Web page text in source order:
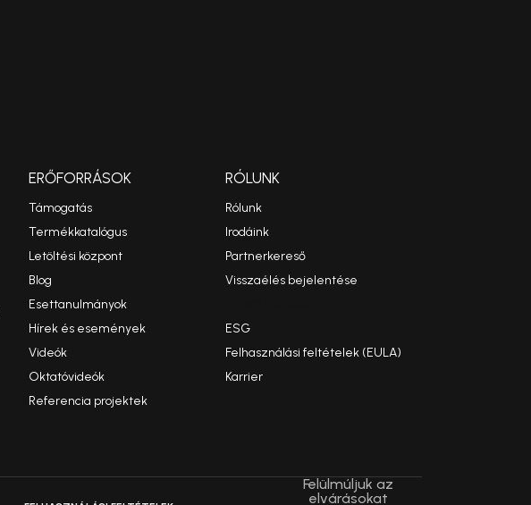
ERŐFORRÁSOK
Támogatás
Termékkatalógus
Letöltési központ
Blog
Esettanulmányok
Hírek és események
Videók
Oktatóvideók
Referencia projektek
RÓLUNK
Rólunk
Irodáink
Partnerkereső
Visszaélés bejelentése
ESG
Felhasználási feltételek (EULA)
Karrier
Felülmúljuk az
elvárásokat